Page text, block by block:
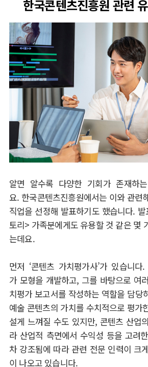
한국콘텐츠진흥원 관련
알면 알수록 다양한 기회가 존재하
요. 한국콘텐츠진흥원에서는 이와 관련
직업을 선정해 발표하기도 했습니다.
토리> 가족분에게도 유용할 것 같은 몇
는데요.
먼저 ‘콘텐츠 가치평가사’가 있습니
가 모형을 개발하고, 그를 바탕으로 여
치평가 보고서를 작성하는 역할을 담당
예술 콘텐츠의 가치를 수치적으로 평가
설게 느껴질 수도 있지만, 콘텐츠 산업
라 산업적 측면에서 수익성 등을 고려
차 강조됨에 따라 관련 전문 인력이 크
이 나오고 있습니다.